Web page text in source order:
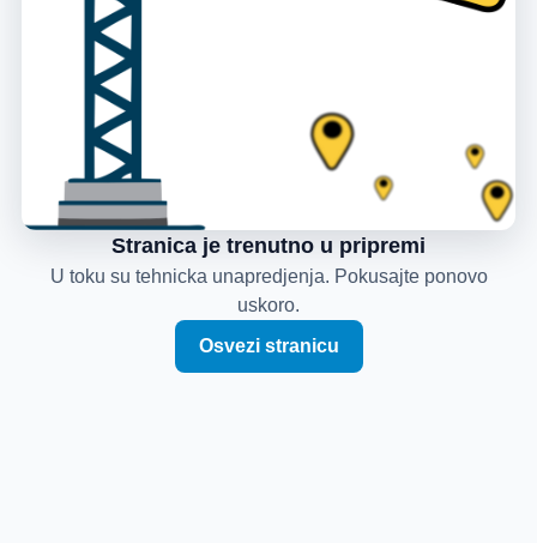
Stranica je trenutno u pripremi
U toku su tehnicka unapredjenja. Pokusajte ponovo
uskoro.
Osvezi stranicu